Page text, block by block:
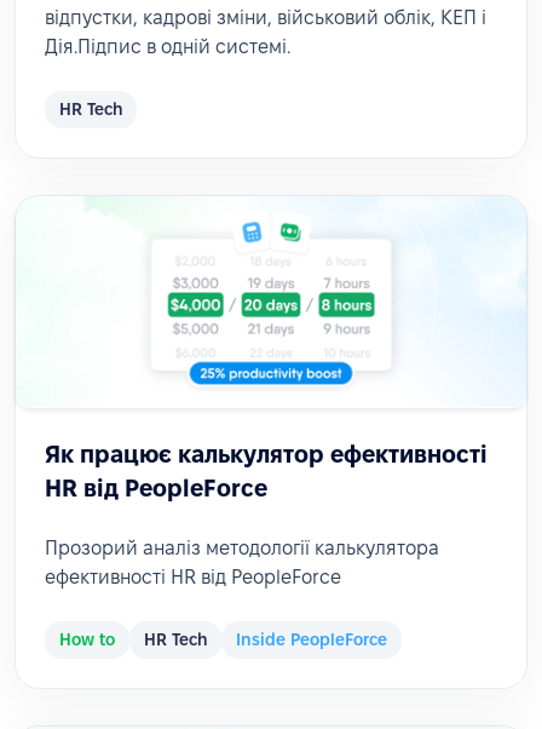
відпустки, кадрові зміни, військовий облік, КЕП і
Дія.Підпис в одній системі.
HR Tech
Як працює калькулятор ефективності
HR від PeopleForce
Прозорий аналіз методології калькулятора
ефективності HR від PeopleForce
How to HR Tech Inside PeopleForce